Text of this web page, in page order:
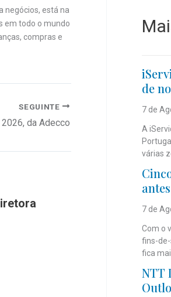
negócios, está na
em todo o mundo
compras e
SEGUINTE
2026, da Adecco
de
7 de
A
várias
7 de
Com o
fins-
fica
NTT